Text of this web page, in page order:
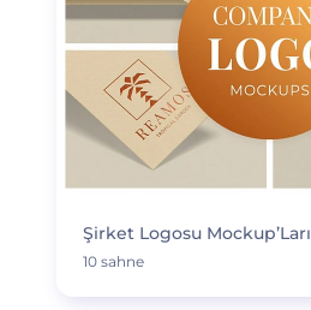
Şirket Logosu Mockup’Ları
10 sahne